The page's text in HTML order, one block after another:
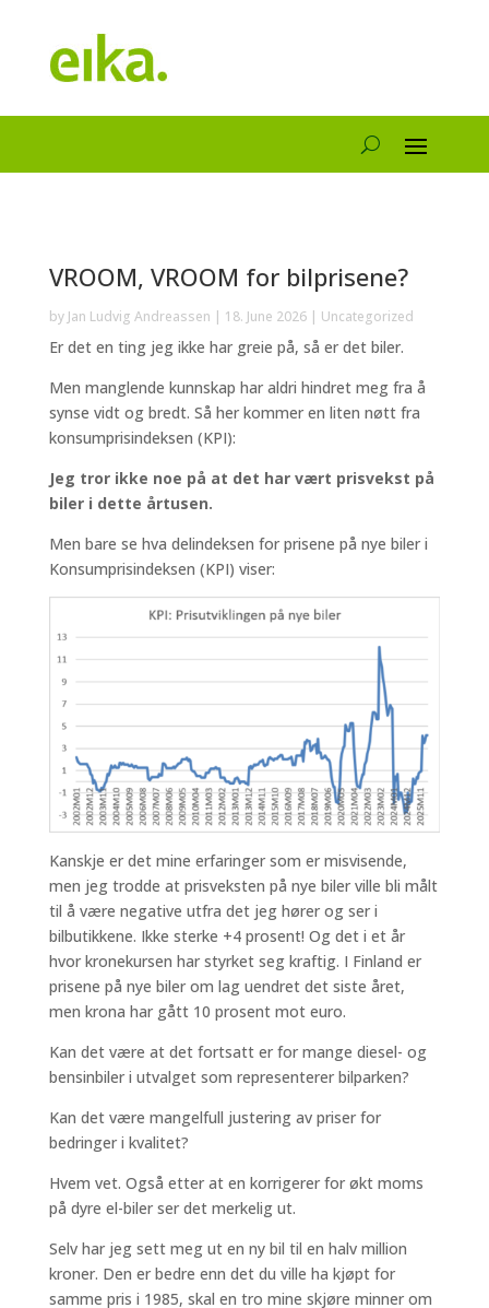
VROOM, VROOM for bilprisene?
by Jan Ludvig Andreassen | 18. June 2026| Uncategorized
Er det en ting jeg ikke har greie på, så er det biler.
Men manglende kunnskap har aldri hindret meg fra å
synse vidt og bredt. Så her kommer en liten nøtt fra
konsumprisindeksen (KPI):
Jeg tror ikke noe på at det har vært prisvekst på
biler i dette årtusen.
Men bare se hva delindeksen for prisene på nye biler i
Konsumprisindeksen (KPI) viser:
Kanskje er det mine erfaringer som er misvisende,
men jeg trodde at prisveksten på nye biler ville bli målt
til å være negative utfra det jeg hører og ser i
bilbutikkene. Ikke sterke +4 prosent! Og det i et år
hvor kronekursen har styrket seg kraftig. I Finland er
prisene på nye biler om lag uendret det siste året,
men krona har gått 10 prosent mot euro.
Kan det være at det fortsatt er for mange diesel- og
bensinbiler i utvalget som representerer bilparken?
Kan det være mangelfull justering av priser for
bedringer i kvalitet?
Hvem vet. Også etter at en korrigerer for økt moms
på dyre el-biler ser det merkelig ut.
Selv har jeg sett meg ut en ny bil til en halv million
kroner. Den er bedre enn det du ville ha kjøpt for
samme pris i 1985, skal en tro mine skjøre minner om